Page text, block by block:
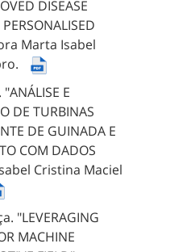
DISEASE
Marta Isabel
"ANÁLISE E
DE TURBINAS
DE GUINADA E
COM DADOS
Cristina Maciel
"LEVERAGING
MACHINE